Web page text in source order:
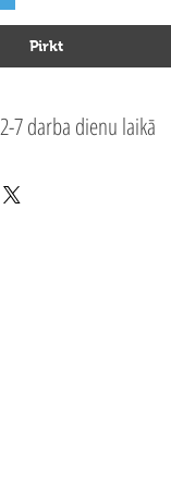
Pirkt
7 darba dienu laikā